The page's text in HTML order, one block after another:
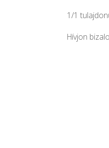
1/1
Hívjon